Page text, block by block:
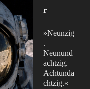
r
»Neunzig
.
Neunund
achtzig.
Achtunda
chtzig.«